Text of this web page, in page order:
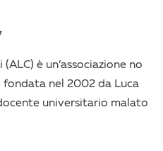
(ALC) è un’associazione no
nel 2002 da Luca
universitario malato